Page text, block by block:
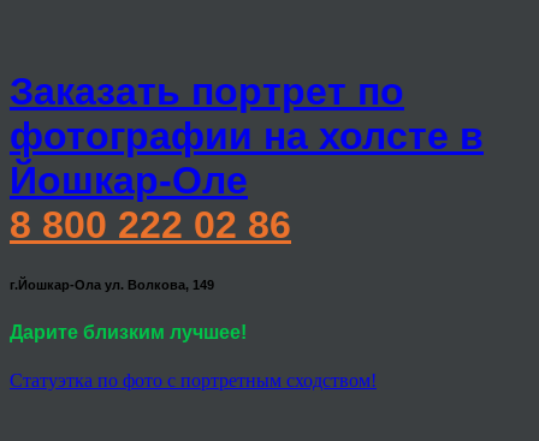
Заказать портрет по
фотографии на холсте в
Йошкар-Оле
8 800 222 02 86
г.Йошкар-Ола ул. Волкова, 149
Дарите близким лучшее!
Статуэтка по фото с портретным сходством!